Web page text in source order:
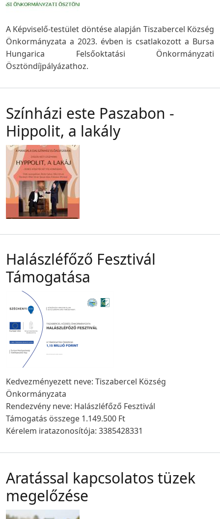
A Képviselő-testület döntése alapján Tiszabercel Község
Önkormányzata a 2023. évben is csatlakozott a Bursa
Hungarica Felsőoktatási Önkormányzati
Ösztöndíjpályázathoz.
Színházi este Paszabon -
Hippolit, a lakály
Halászléfőző Fesztivál
Támogatása
Kedvezményezett neve: Tiszabercel Község
Önkormányzata
Rendezvény neve: Halászléfőző Fesztivál
Támogatás összege 1.149.500 Ft
Kérelem iratazonosítója: 3385428331
Aratással kapcsolatos tüzek
megelőzése